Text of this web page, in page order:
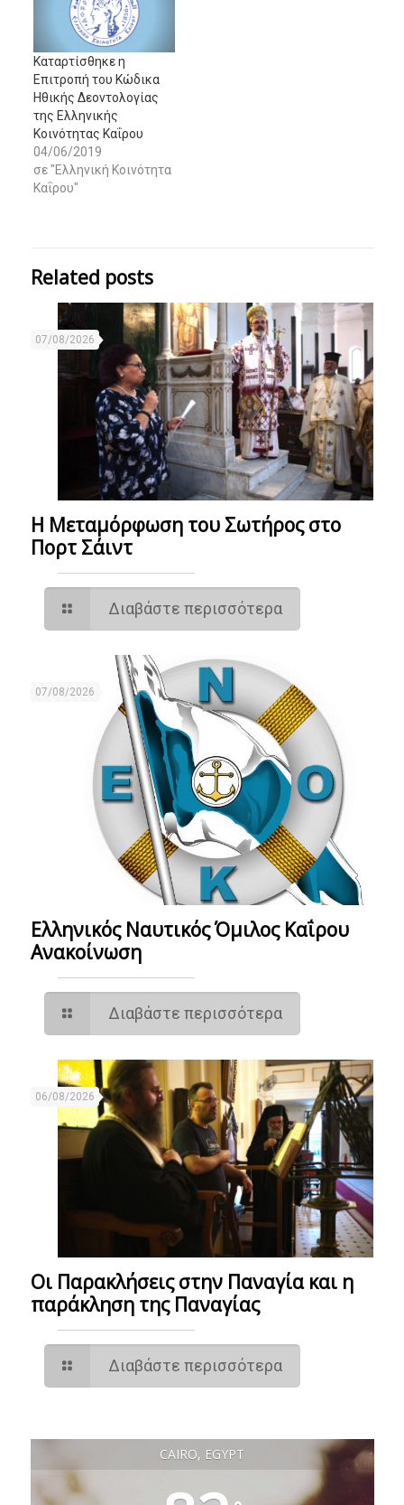
Καταρτίσθηκε η
Επιτροπή του Κώδικα
Ηθικής Δεοντολογίας
της Ελληνικής
Κοινότητας Καΐρου
04/06/2019
σε "Ελληνική Κοινότητα
Καΐρου"
Related posts
07/08/2026
Η Μεταμόρφωση του Σωτήρος στο
Πορτ Σάιντ
Διαβάστε περισσότερα
07/08/2026
Ελληνικός Ναυτικός Όμιλος Καΐρου
Ανακοίνωση
Διαβάστε περισσότερα
06/08/2026
Οι Παρακλήσεις στην Παναγία και η
παράκληση της Παναγίας
Διαβάστε περισσότερα
CAIRO, EGYPT